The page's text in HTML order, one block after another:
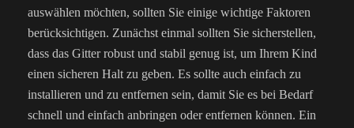
auswählen möchten, sollten Sie einige wichtige Faktoren
berücksichtigen. Zunächst einmal sollten Sie sicherstellen,
dass das Gitter robust und stabil genug ist, um Ihrem Kind
einen sicheren Halt zu geben. Es sollte auch einfach zu
installieren und zu entfernen sein, damit Sie es bei Bedarf
schnell und einfach anbringen oder entfernen können. Ein